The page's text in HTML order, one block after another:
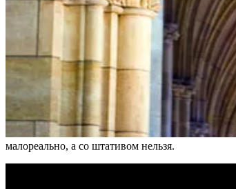
малореально, а со штативом нельзя.